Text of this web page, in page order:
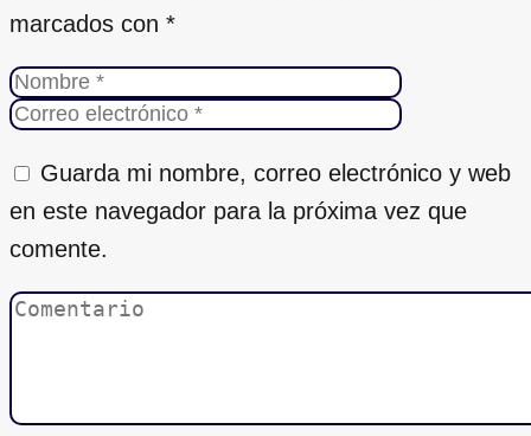
marcados con *
Guarda mi nombre, correo electrónico y web
en este navegador para la próxima vez que
comente.